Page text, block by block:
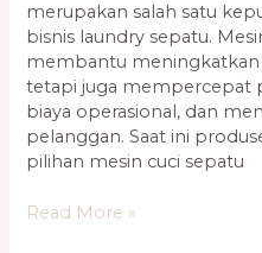
merupakan salah satu
bisnis laundry sepatu.
membantu meningkatkan
tetapi juga mempercepat
biaya operasional, dan
pelanggan. Saat ini
pilihan mesin cuci sepatu
Read More »